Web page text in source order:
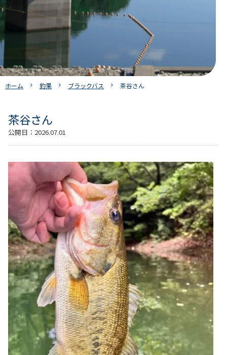
ホーム 釣果 ブラックバス 茶谷さん
茶谷さん
公開日： 2026.07.01